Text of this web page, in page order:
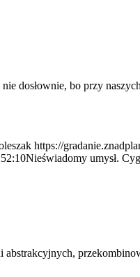
dosłownie, bo przy
https://
Nieświadomy umysł.